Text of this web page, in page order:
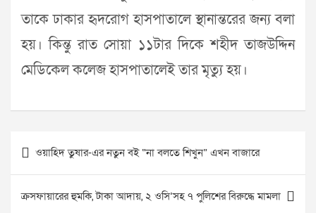
তাকে ঢাকার হৃদরোগ হাসপাতালে স্থানান্তরের জন্য বলা
হয়। কিন্তু রাত সোয়া ১১টার দিকে শহীদ তাজউদ্দিন
মেডিকেল কলেজ হাসপাতালেই তার মৃত্যু হয়।
Post
navigation
ওয়াহিদ তুষার-এর নতুন বই “না বলতে শিখুন” এখন বাজারে
ক্রসফায়ারের হুমকি, টাকা আদায়, ২ ওসি’সহ ৭ পুলিশের বিরুদ্ধে মামলা